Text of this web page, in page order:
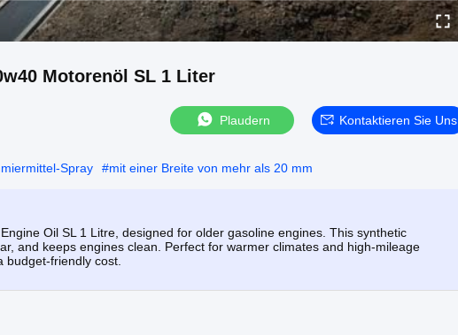
Motorenöl SL 1 Liter
Plaudern Kontaktieren Sie Uns
Spray #mit einer Breite von mehr als 20 mm
Oil SL 1 Litre, designed for older gasoline engines. This synthetic
and keeps engines clean. Perfect for warmer climates and high-mileage
budget-friendly cost.